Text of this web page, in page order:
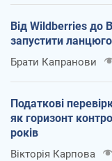
Від Wildberries до
запустити
Брати Капранови
Податкові
як горизонт
років
Вікторія Карпова